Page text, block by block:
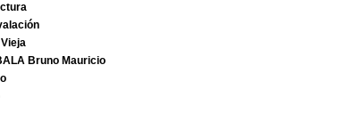
Bruno Mauricio